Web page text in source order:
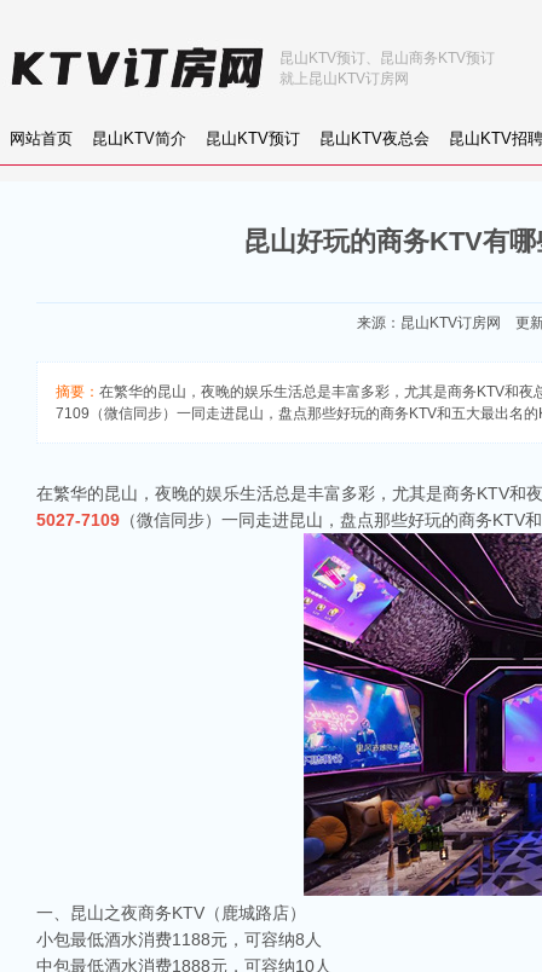
网站首页 昆山KTV简介 昆山KTV预订 昆山KTV夜总会 昆山KTV招聘
昆山KTV预订、昆山商务KTV预订
就上昆山KTV订房网
昆山好玩的商务KTV有
来源： 昆山KTV订房网 更
摘要： 在繁华的昆山，夜晚的娱乐生活总是丰富多彩，尤其是商务KTV和
7109（微信同步）一同走进昆山，盘点那些好玩的商务KTV和五大最出名
在繁华的昆山，夜晚的娱乐生活总是丰富多彩，尤其是商务KTV和
5027-7109 （微信同步）一同走进昆山，盘点那些好玩的商务KTV
一、昆山之夜商务KTV（鹿城路店）
小包最低酒水消费1188元，可容纳8人
中包最低酒水消费1888元，可容纳10人